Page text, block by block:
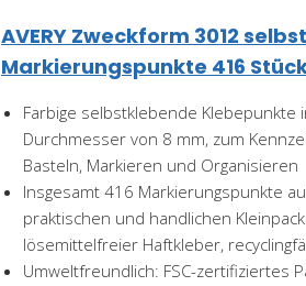
AVERY Zweckform 3012
Markierungspunkte 416
Farbige selbstklebende Klebepunkte
Durchmesser von 8 mm, zum
Basteln, Markieren und Organisieren
Insgesamt 416 Markierungspunkte
praktischen und handlichen
lösemittelfreier Haftkleber,
Umweltfreundlich: FSC-zertifiziertes